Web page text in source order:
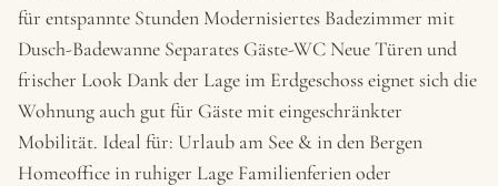
für entspannte Stunden Modernisiertes Badezimmer mit
Dusch-Badewanne Separates Gäste-WC Neue Türen und
frischer Look Dank der Lage im Erdgeschoss eignet sich die
Wohnung auch gut für Gäste mit eingeschränkter
Mobilität. Ideal für: Urlaub am See & in den Bergen
Homeoffice in ruhiger Lage Familienferien oder